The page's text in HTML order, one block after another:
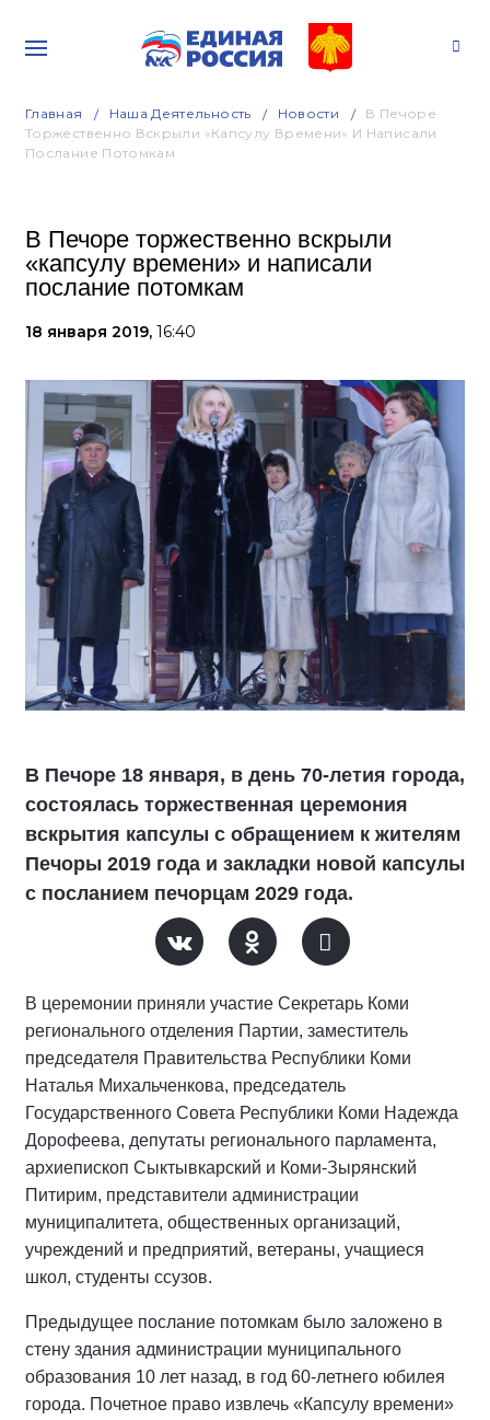
Главная Наша Деятельность Новости
В Печоре
Торжественно Вскрыли «капсулу Времени» И Написали
Послание Потомкам
В Печоре торжественно вскрыли
«капсулу времени» и написали
послание потомкам
18 января 2019, 16:40
В Печоре 18 января, в день 70-летия города,
состоялась торжественная церемония
вскрытия капсулы с обращением к жителям
Печоры 2019 года и закладки новой капсулы
с посланием печорцам 2029 года.
В церемонии приняли участие Секретарь Коми
регионального отделения Партии, заместитель
председателя Правительства Республики Коми
Наталья Михальченкова, председатель
Государственного Совета Республики Коми Надежда
Дорофеева, депутаты регионального парламента,
архиепископ Сыктывкарский и Коми-Зырянский
Питирим, представители администрации
муниципалитета, общественных организаций,
учреждений и предприятий, ветераны, учащиеся
школ, студенты ссузов.
Предыдущее послание потомкам было заложено в
стену здания администрации муниципального
образования 10 лет назад, в год 60-летнего юбилея
города. Почетное право извлечь «Капсулу времени»